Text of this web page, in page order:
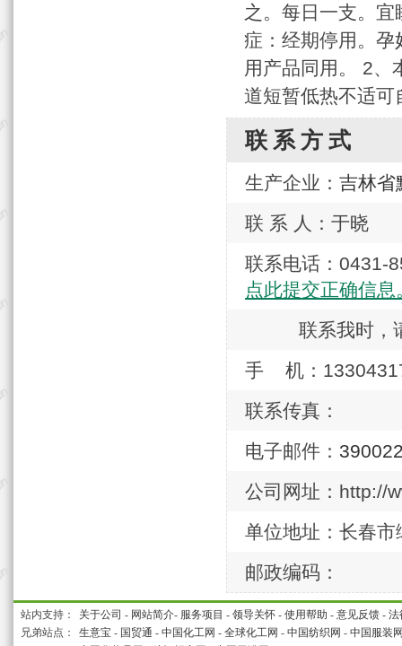
之。每日一支。
症：经期停用。
用产品同用。 2、
道短暂低热不适可
联系方式
生产企业： 吉林省
联 系 人：于晓
联系电话：
点此提交正确信息
联系我时，
手 机：
联系传真：
电子邮件：
公司网址：http://
单位地址：长春
邮政编码：
站内支持： 关于公司 - 网站简介- 服务项目 - 领导关怀 - 使用帮助 - 意见反馈 - 法
兄弟站点：
生意宝 - 国贸通 - 中国化工网 - 全球化工网 - 中国纺织网 - 中国服装